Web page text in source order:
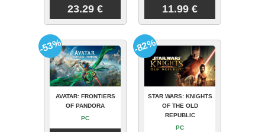
23.29 € 11.99 €
AVATAR: FRONTIERS
OF PANDORA
PC
-53%
STAR WARS: KNIGHTS
OF THE OLD
REPUBLIC
PC
-82%